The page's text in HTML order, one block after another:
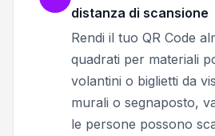
distanza di scansione
Rendi il tuo QR Code
quadrati per materiali
volantini o biglietti da
murali o segnaposto,
le persone possono